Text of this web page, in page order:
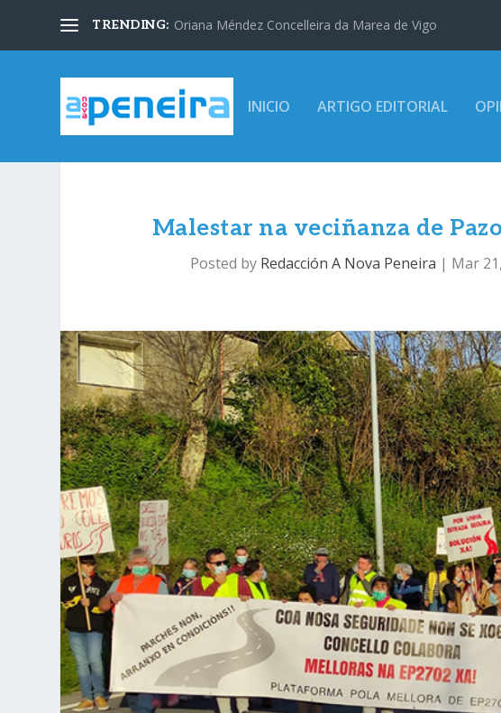
TRENDING: Oriana Méndez Concelleira da Marea de Vigo
INICIO ARTIGO EDITORIAL
Malestar na veciñanza de
Posted by Redacción A Nova Peneira | Mar